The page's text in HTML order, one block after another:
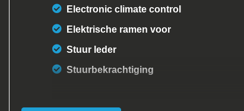
Electronic climate control
Elektrische ramen voor
Stuur leder
Stuurbekrachtiging